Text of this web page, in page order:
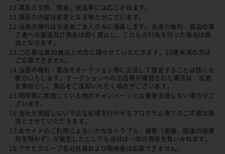
10.賞品の交換、換金、返品等には応じかねます。
11.賞品の内容は変更となる場合がございます。
12.当選の権利は当選者ご本人のみに帰属します。当選の権利・賞品の第
三者への譲渡及び換金は固く禁止し、これらの行為を行った場合は無
効となります。
13.ご応募は満20歳以上の方に限らせていただきます。20歳未満の方は
ご応募できません。
14.当選の権利・賞品をオークション等に出品して換金することは固くお
断りいたします。オークションへの出品等が確認された場合は、当選
を無効とし、賞品をご返却いただく場合がございます。
15.同時期に実施している他のキャンペーンとは重複当選しない場合がご
ざいます。
16.当社が意図しない不正な処理を行わせるプログラム等でのご応募は無
効とさせていただきます。
17.本サイトのご利用によるいかなるトラブル・損害（直接、間接の損害
別を問わず）が発生したとしても当社は一切の責任を負いかねます。
18.アサヒグループ各社社員および関係者は応募できません。